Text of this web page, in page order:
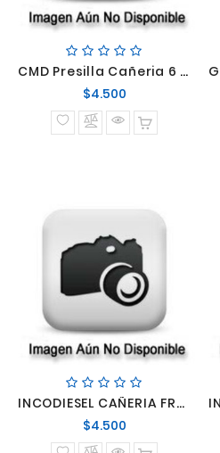
CMD Presilla Cañeria 6 Lineas
$4.500Precio
normal
INCODIESEL CAÑERIA FRENO TRAS DER MBENZ 812-814
$4.500Precio
normal